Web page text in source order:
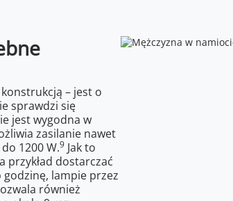
– jest o
sprawdzi się
jest wygodna w
zasilanie nawet
1200 W.9 Jak to
przykład dostarczać
godzinę, lampie przez
również